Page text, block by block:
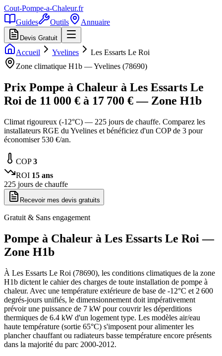
Cout-Pompe-a-Chaleur.fr
Guides
Outils Annuaire
Devis Gratuit
Accueil Yvelines
Les Essarts Le Roi
Zone climatique H1b —Yvelines (78690)
Prix Pompe à Chaleur à Les Essarts Le
Roi de 11 000 € à 17 700 € — Zone H1b
Climat rigoureux (-12°C) — 225 jours de chauffe. Comparez les
installateurs RGE du Yvelines et bénéficiez d'un COP de 3 pour
économiser 530 €/an.
COP3
ROI 15 ans
225 jours de chauffe
Recevoir mes devis gratuits
Gratuit & Sans engagement
Pompe à Chaleur à Les Essarts Le Roi —
Zone H1b
À Les Essarts Le Roi (78690), les conditions climatiques de la zone
H1b dictent le cahier des charges de toute installation de pompe à
chaleur. Avec une température extérieure de base de -12°C et 2 600
degrés-jours unifiés, le dimensionnement doit impérativement
prévoir une puissance de 7 kW pour couvrir les déperditions
thermiques de 6.4 kW d'un logement type. Les modèles air/eau
haute température (sortie 65°C) s'imposent pour alimenter les
plancher chauffant ou radiateurs basse température encore présents
dans la majorité du parc 2000-2012.